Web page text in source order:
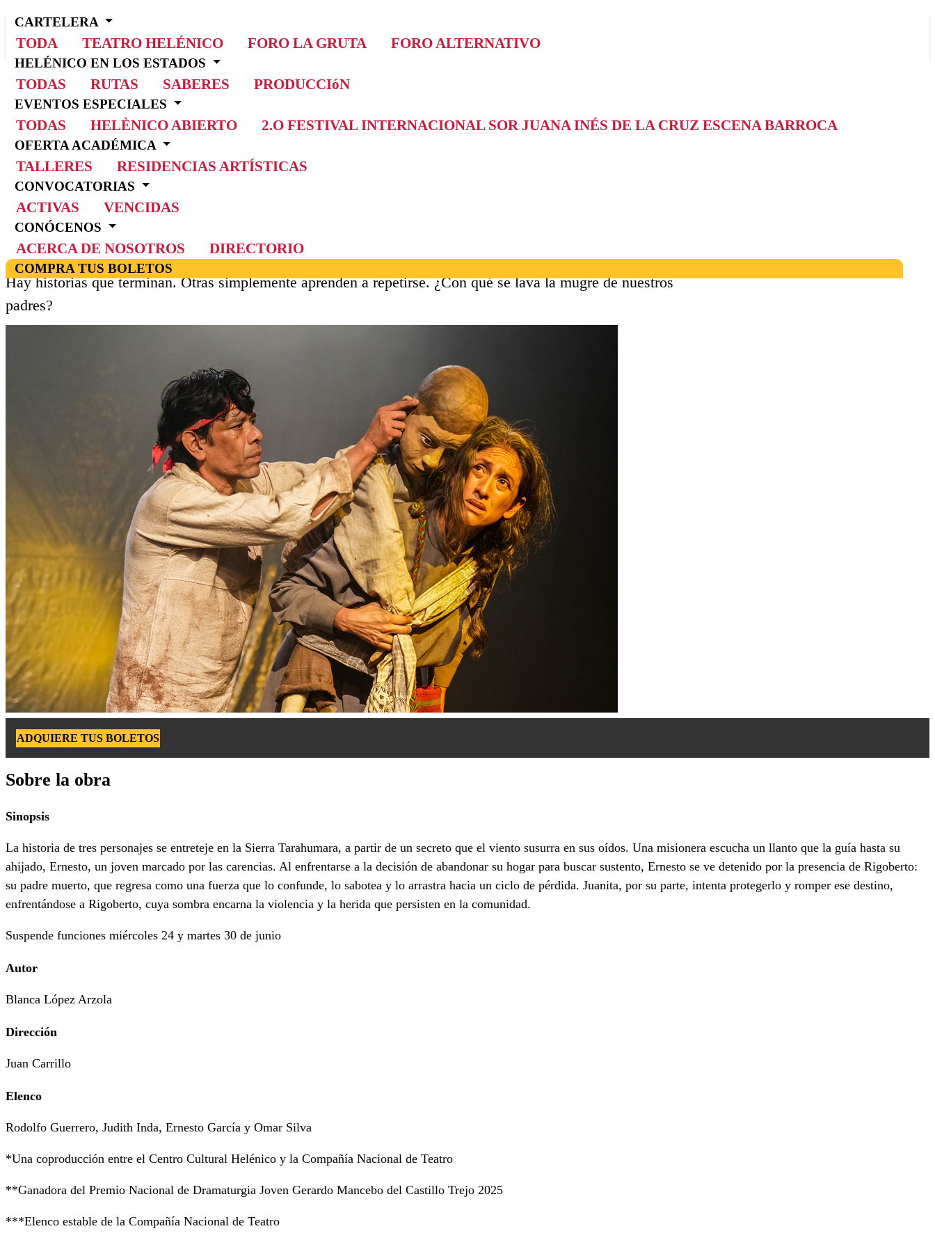
CARTELERA
TODA TEATRO HELÉNICO FORO LA GRUTA FORO ALTERNATIVO
HELÉNICO EN LOS ESTADOS
TODAS RUTAS SABERES PRODUCCIóN
EVENTOS ESPECIALES
TODAS HELÈNICO ABIERTO 2.O FESTIVAL INTERNACIONAL SOR JUANA INÉS DE LA CRUZ ESCENA BARROCA
OFERTA ACADÉMICA
TALLERES RESIDENCIAS ARTÍSTICAS
CONVOCATORIAS
ACTIVAS VENCIDAS
CONÓCENOS
ACERCA DE NOSOTROS DIRECTORIO
COMPRA TUS BOLETOS
INICIO
DIOS LE GUARDE SU HORA
Dios le guarde su hora
Hay historias que terminan. Otras simplemente aprenden a repetirse. ¿Con qué se lava la mugre de nuestros
padres?
ADQUIERE TUS BOLETOS
Sobre la obra
Sinopsis
La historia de tres personajes se entreteje en la Sierra Tarahumara, a partir de un secreto que el viento susurra en sus oídos. Una misionera escucha un llanto que la guía hasta su
ahijado, Ernesto, un joven marcado por las carencias. Al enfrentarse a la decisión de abandonar su hogar para buscar sustento, Ernesto se ve detenido por la presencia de Rigoberto:
su padre muerto, que regresa como una fuerza que lo confunde, lo sabotea y lo arrastra hacia un ciclo de pérdida. Juanita, por su parte, intenta protegerlo y romper ese destino,
enfrentándose a Rigoberto, cuya sombra encarna la violencia y la herida que persisten en la comunidad.
Suspende funciones miércoles 24 y martes 30 de junio
Autor
Blanca López Arzola
Dirección
Juan Carrillo
Elenco
Rodolfo Guerrero, Judith Inda, Ernesto García y Omar Silva
*Una coproducción entre el Centro Cultural Helénico y la Compañía Nacional de Teatro
**Ganadora del Premio Nacional de Dramaturgia Joven Gerardo Mancebo del Castillo Trejo 2025
***Elenco estable de la Compañía Nacional de Teatro